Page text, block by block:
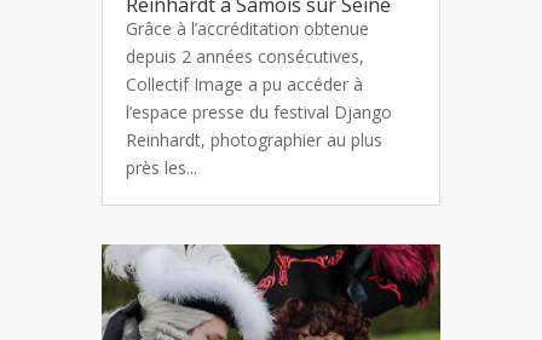
Grâce à l’accréditation obtenue
depuis 2 années consécutives,
Collectif Image a pu accéder à
l’espace presse du festival Django
Reinhardt, photographier au plus
près les...